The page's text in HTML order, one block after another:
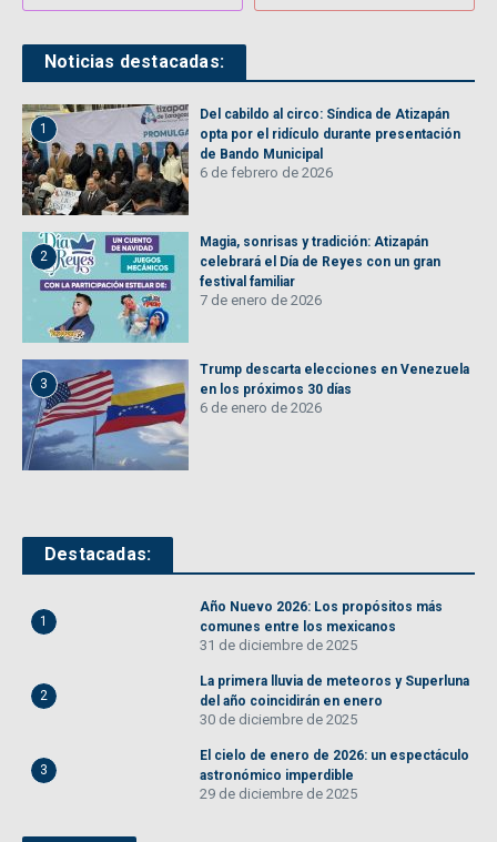
Noticias destacadas:
1
Del cabildo al circo: Síndica de Atizapán
opta por el ridículo durante presentación
de Bando Municipal
6 de febrero de 2026
2
Magia, sonrisas y tradición: Atizapán
celebrará el Día de Reyes con un gran
festival familiar
7 de enero de 2026
3
Trump descarta elecciones en Venezuela
en los próximos 30 días
6 de enero de 2026
Destacadas:
1
Año Nuevo 2026: Los propósitos más
comunes entre los mexicanos
31 de diciembre de 2025
2
La primera lluvia de meteoros y Superluna
del año coincidirán en enero
30 de diciembre de 2025
3
El cielo de enero de 2026: un espectáculo
astronómico imperdible
29 de diciembre de 2025